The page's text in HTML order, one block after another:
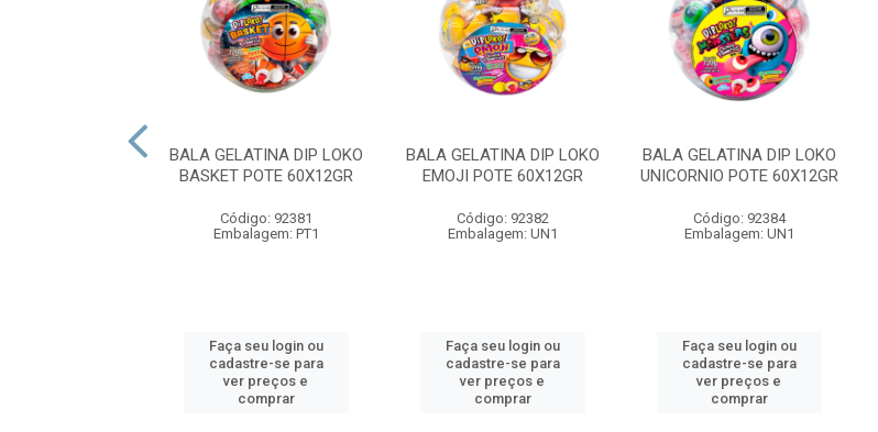
BALA GELATINA DIP LOKO
BASKET POTE 60X12GR
Código: 92381
Embalagem: PT1
Faça seu login ou
cadastre-se para
ver preços e
comprar
BALA GELATINA DIP LOKO
EMOJI POTE 60X12GR
Código: 92382
Embalagem: UN1
Faça seu login ou
cadastre-se para
ver preços e
comprar
BALA GELATINA DIP LOKO
UNICORNIO POTE 60X12GR
Código: 92384
Embalagem: UN1
Faça seu login ou
cadastre-se para
ver preços e
comprar